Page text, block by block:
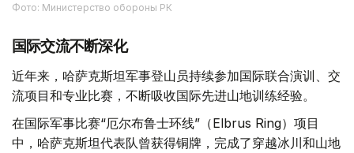
Фото: Министерство обороны РК
国际交流不断深化
近年来，哈萨克斯坦军事登山员持续参加国际联合演训、交
流项目和专业比赛，不断吸收国际先进山地训练经验。
在国际军事比赛“厄尔布鲁士环线”（Elbrus Ring）项目
中，哈萨克斯坦代表队曾获得铜牌，完成了穿越冰川和山地